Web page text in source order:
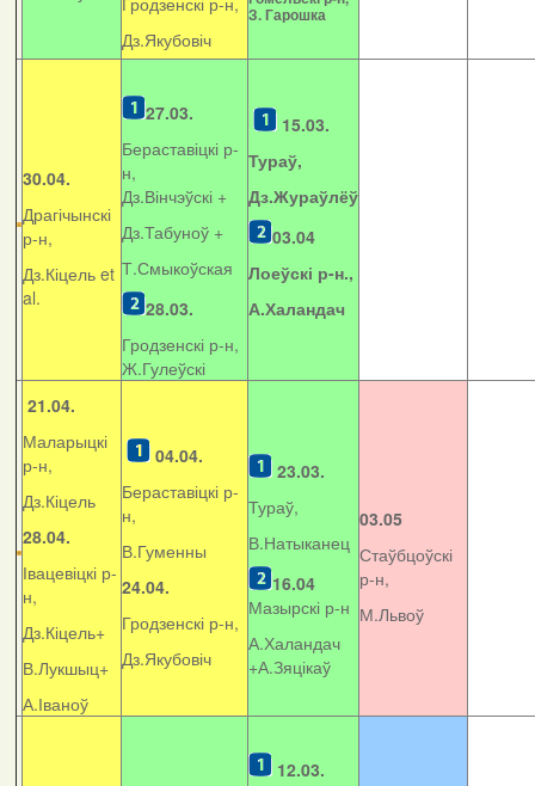
Дз.Якубовіч
З. Гарошка
30.04.
Драгічынскі
р-н,
Дз.Кіцель et
al.
27.03.
Бераставіцкі р-
н,
Дз.Вінчэўскі +
Дз.Табуноў +
Т.Смыкоўская
28.03.
Гродзенскі р-н,
Ж.Гулеўскі
15.03.
Тураў,
Дз.Жураўлёў
03.04
Лоеўскі р-н.,
А.Халандач
21.04.
Маларыцкі
р-н,
Дз.Кіцель
28.04.
Івацевіцкі р-
н,
Дз.Кіцель+
В.Лукшыц+
А.Іваноў
04.04.
Бераставіцкі р-
н,
В.Гуменны
24.04.
Гродзенскі р-н,
Дз.Якубовіч
23.03.
Тураў,
В.Натыканец
16.04
Мазырскі р-н
А.Халандач
+А.Зяцікаў
03.05
Стаўбцоўскі
р-н,
М.Львоў
12.03.